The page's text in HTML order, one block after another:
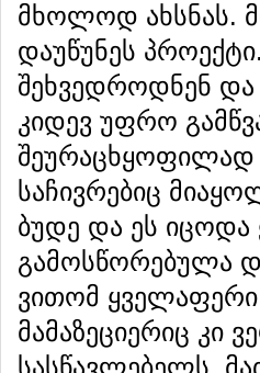
მხოლოდ ახსნას.
დაუწუნეს
შეხვედროდნენ და
კიდევ უფრო
შეურაცხყოფილად
საჩივრებიც
ბუდე და ეს
გამოსწორებულა
ვითომ
მამაზეციერიც კი
სასწავლებელს,